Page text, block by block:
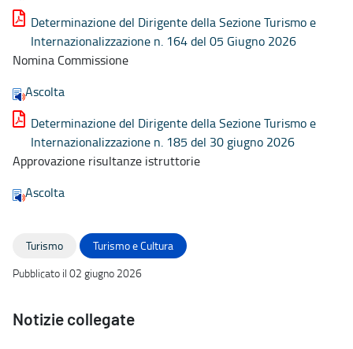
Determinazione del Dirigente della Sezione Turismo e
Internazionalizzazione n. 164 del 05 Giugno 2026
Nomina Commissione
Ascolta
Determinazione del Dirigente della Sezione Turismo e
Internazionalizzazione n. 185 del 30 giugno 2026
Approvazione risultanze istruttorie
Ascolta
Turismo
Turismo e Cultura
Pubblicato il 02 giugno 2026
Notizie collegate